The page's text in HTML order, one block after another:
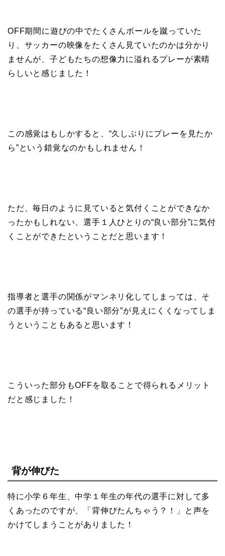
OFF期間に遊びの中でたくさんボールを蹴っていた
り、サッカーの映像をたくさん見ていたのかは分かり
ませんが、子どもたちの想像力に溢れるプレーが素晴
らしいと感じました！
この感覚はもしかすると、“久しぶりにプレーを見たか
ら”という錯覚なのかもしれません！
ただ、毎日のように見ていると気付くことができなか
ったかもしれない、選手１人ひとりの“良い部分”に気付
くことができたということだと思います！
指導者と選手の関係がマンネリ化してしまっては、そ
の選手が持っている“良い部分”が見えにくくなってしま
うということもあると思います！
こういった部分もOFFを取ることで得られるメリット
だと感じました！
背が伸びた
特に小学６年生、中学１年生の年代の選手に対して多
くあったのですが、「背伸びたんちゃう？！」と声を
かけてしまうことがありました！